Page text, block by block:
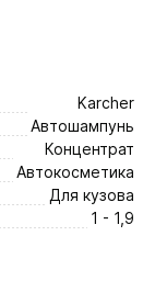
Karcher
Автошампунь
Концентрат
Автокосметика
Для кузова
1 - 1,9